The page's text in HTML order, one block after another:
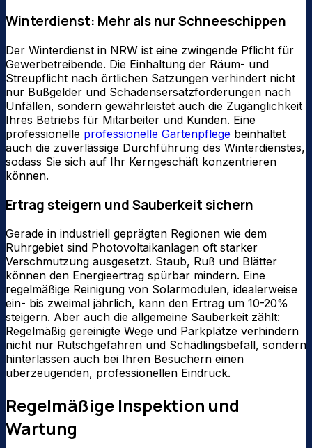
Winterdienst: Mehr als nur Schneeschippen
Der Winterdienst in NRW ist eine zwingende Pflicht für
Gewerbetreibende. Die Einhaltung der Räum- und
Streupflicht nach örtlichen Satzungen verhindert nicht
nur Bußgelder und Schadensersatzforderungen nach
Unfällen, sondern gewährleistet auch die Zugänglichkeit
Ihres Betriebs für Mitarbeiter und Kunden. Eine
professionelle professionelle Gartenpflege beinhaltet
auch die zuverlässige Durchführung des Winterdienstes,
sodass Sie sich auf Ihr Kerngeschäft konzentrieren
können.
Ertrag steigern und Sauberkeit sichern
Gerade in industriell geprägten Regionen wie dem
Ruhrgebiet sind Photovoltaikanlagen oft starker
Verschmutzung ausgesetzt. Staub, Ruß und Blätter
können den Energieertrag spürbar mindern. Eine
regelmäßige Reinigung von Solarmodulen, idealerweise
ein- bis zweimal jährlich, kann den Ertrag um 10-20%
steigern. Aber auch die allgemeine Sauberkeit zählt:
Regelmäßig gereinigte Wege und Parkplätze verhindern
nicht nur Rutschgefahren und Schädlingsbefall, sondern
hinterlassen auch bei Ihren Besuchern einen
überzeugenden, professionellen Eindruck.
Regelmäßige Inspektion und
Wartung